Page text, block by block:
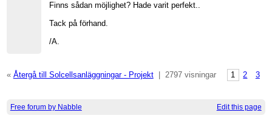
Finns sådan möjlighet? Hade varit perfekt..
Tack på förhand.
/A.
1 2 3
« Återgå till Solcellsanläggningar - Projekt| 2797 visningar
Free forum by Nabble Edit this page